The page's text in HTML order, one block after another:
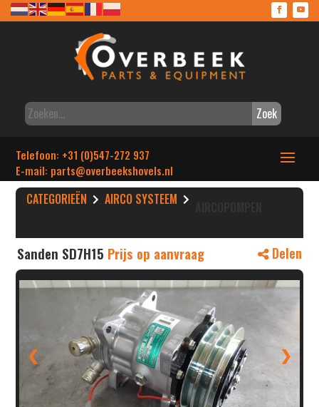
Zoek
Telefoon: +31 (0)547-272 937
E-mail: parts@overbeekshovels.nl
CATEGORIEËN AIRCO SYSTEEM
Sanden SD7H15 Prijs op aanvraag Delen
❮ ❯